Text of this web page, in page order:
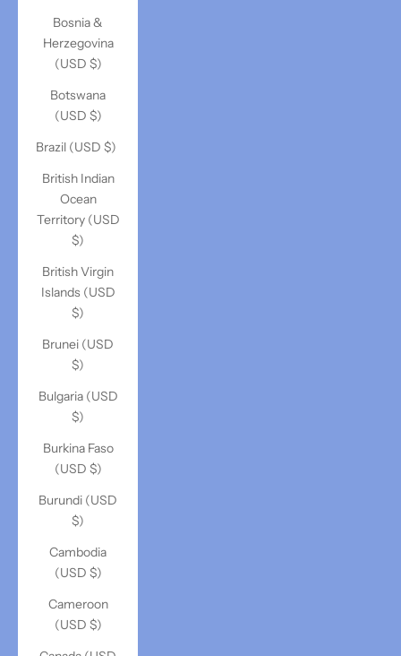
Bosnia &
Herzegovina
(USD $)
Botswana
(USD $)
Brazil (USD $)
British Indian
Ocean
Territory (USD
$)
British Virgin
Islands (USD
$)
Brunei (USD
$)
Bulgaria (USD
$)
Burkina Faso
(USD $)
Burundi (USD
$)
Cambodia
(USD $)
Cameroon
(USD $)